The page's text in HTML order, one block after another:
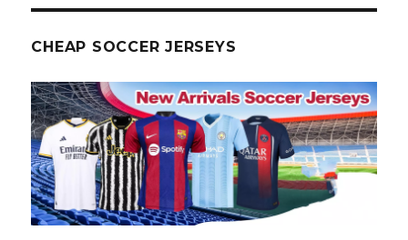
CHEAP SOCCER JERSEYS